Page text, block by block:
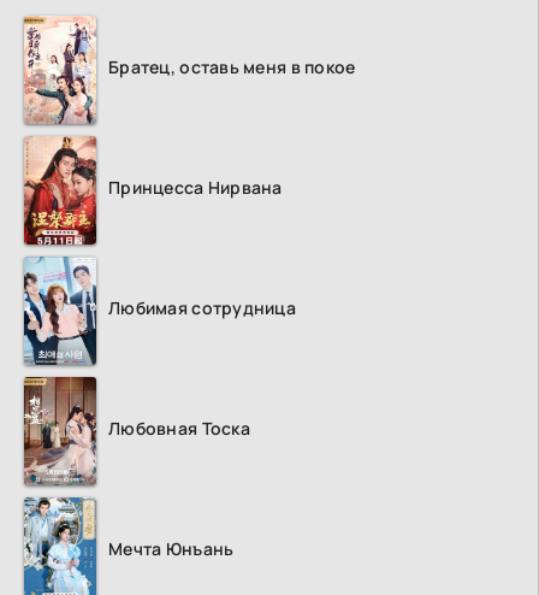
Братец, оставь меня в покое
Принцесса Нирвана
Любимая сотрудница
Любовная Тоска
Мечта Юнъань